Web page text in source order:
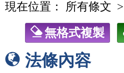
現在位置： 所有條文
無格式複製
法條內容